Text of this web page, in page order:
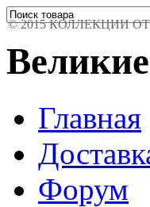
Главная
Форум
© 2015 КОЛЛЕКЦИИ